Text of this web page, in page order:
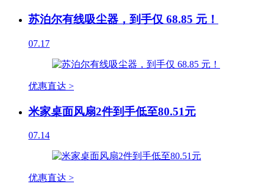
苏泊尔有线吸尘器，到手仅 68.85 元！
07.17
优惠直达 >
米家桌面风扇2件到手低至80.51元
07.14
优惠直达 >